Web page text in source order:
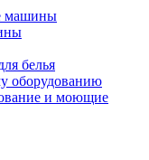
машины
белья
оборудованию
и моющие